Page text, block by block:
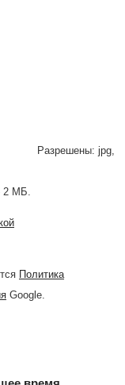
Разрешены: jpg,
2 МБ.
Политика
Google.